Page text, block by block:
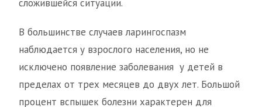
сложившейся ситуации.
В большинстве случаев ларингоспазм
наблюдается у взрослого населения, но не
исключено появление заболевания у детей в
пределах от трех месяцев до двух лет. Большой
процент вспышек болезни характерен для